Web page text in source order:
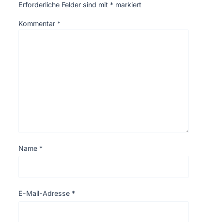
Erforderliche Felder sind mit * markiert
Kommentar *
Name *
E-Mail-Adresse *